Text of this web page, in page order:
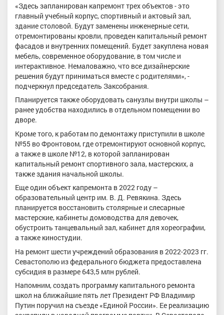
«Здесь запланирован капремонт трех объектов - это
главный учебный корпус, спортивный и актовый зал,
здание столовой. Будут заменены инженерные сети,
отремонтированы кровли, проведен капитальный ремонт
фасадов и внутренних помещений. Будет закуплена новая
мебель, современное оборудование, в том числе и
интерактивное. Немаловажно, что все дизайнерские
решения будут приниматься вместе с родителями», -
подчеркнул председатель Заксобрания.
Планируется также оборудовать санузлы внутри школы –
ранее удобства находились в отдельном помещении во
дворе.
Кроме того, к работам по демонтажу приступили в школе
№55 во Фронтовом, где отремонтируют основной корпус,
а также в школе №12, в которой запланирован
капитальный ремонт спортивного зала, мастерских, а
также здания начальной школы.
Еще один объект капремонта в 2022 году –
образовательный центр им. В. Д. Ревякина. Здесь
планируется восстановить столярные и слесарные
мастерские, кабинеты домоводства для девочек,
обустроить танцевальный зал, кабинет для хореографии,
а также киностудии.
На ремонт шести учреждений образования в 2022-2023 гг.
Севастополю из федерального бюджета предоставлена
субсидия в размере 643,5 млн рублей.
Напомним, создать программу капитального ремонта
школ на ближайшие пять лет Президент РФ Владимир
Путин поручил на съезде «Единой России». Ее реализацию